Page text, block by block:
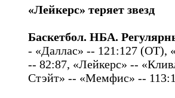
«Лейкерс» теряет звезд
Баскетбол. НБА.
- «Даллас» -- 121:127 (ОТ),
-- 82:87, «Лейкерс» --
Стэйт» -- «Мемфис» --